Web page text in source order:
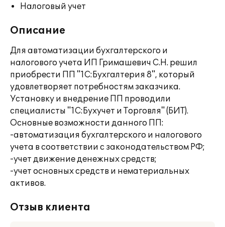
Налоговый учет
Описание
Для автоматизации бухгалтерского и
налогового учета ИП Гримашевич С.Н. решил
приобрести ПП "1С:Бухгалтерия 8", который
удовлетворяет потребностям заказчика.
Установку и внедрение ПП проводили
специалисты "1С:Бухучет и Торговля" (БИТ).
Основные возможности данного ПП:
-автоматизация бухгалтерского и налогового
учета в соответствии с законодательством РФ;
-учет движение денежных средств;
-учет основных средств и нематериальных
активов.
Отзыв клиента